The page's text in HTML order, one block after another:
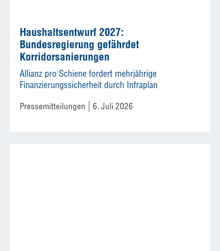
Haushaltsentwurf 2027:
Bundesregierung gefährdet
Korridorsanierungen
Allianz pro Schiene fordert mehrjährige
Finanzierungssicherheit durch Infraplan
Pressemitteilungen 6. Juli 2026